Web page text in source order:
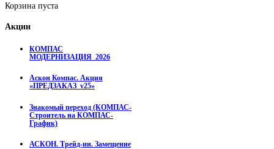
Корзина пуста
Акции
КОМПАС
МОДЕРНИЗАЦИЯ_2026
Аскон Компас. Акция
«ПРЕДЗАКАЗ_v25»
Знакомый переход (КОМПАС-
Строитель на КОМПАС-
График)
АСКОН. Трейд-ин. Замещение